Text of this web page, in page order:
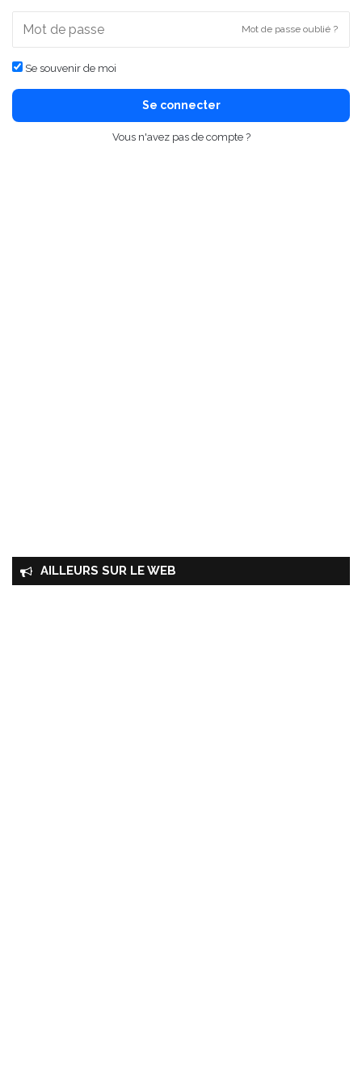
Mot de passe oublié ?
Se souvenir de moi
Se connecter
Vous n'avez pas de compte ?
AILLEURS SUR LE WEB